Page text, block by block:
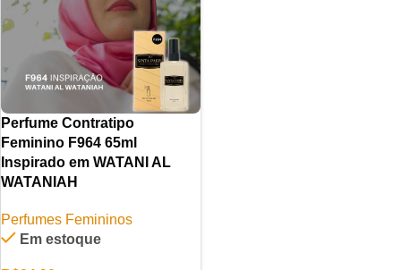
Perfume Contratipo
Feminino F964 65ml
Inspirado em WATANI AL
WATANIAH
Perfumes Femininos
Em estoque